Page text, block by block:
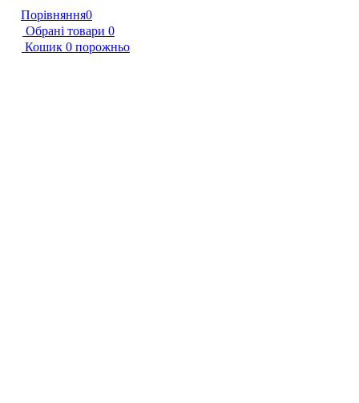
Порівняння0
Обрані товари 0
Кошик 0 порожньо